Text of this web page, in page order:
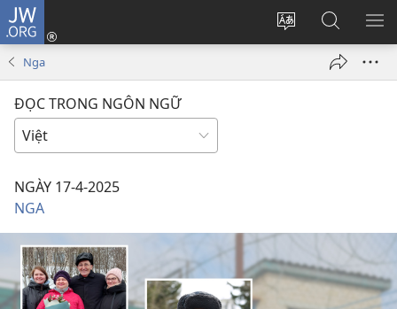
JW.ORG
Thay
Đăng
nhập
Tìm
kiếm
JW.ORG
Nga
ĐỌC TRONG NGÔN NGỮ
NGÀY 17-4-2025
NGA